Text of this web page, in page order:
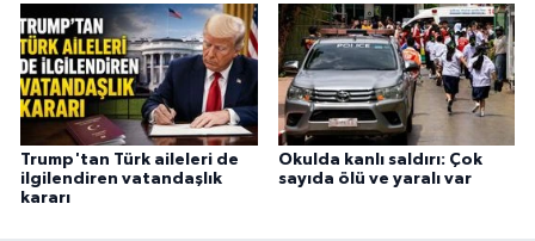
Trump'tan Türk aileleri de
ilgilendiren vatandaşlık
kararı
Okulda kanlı saldırı: Çok
sayıda ölü ve yaralı var